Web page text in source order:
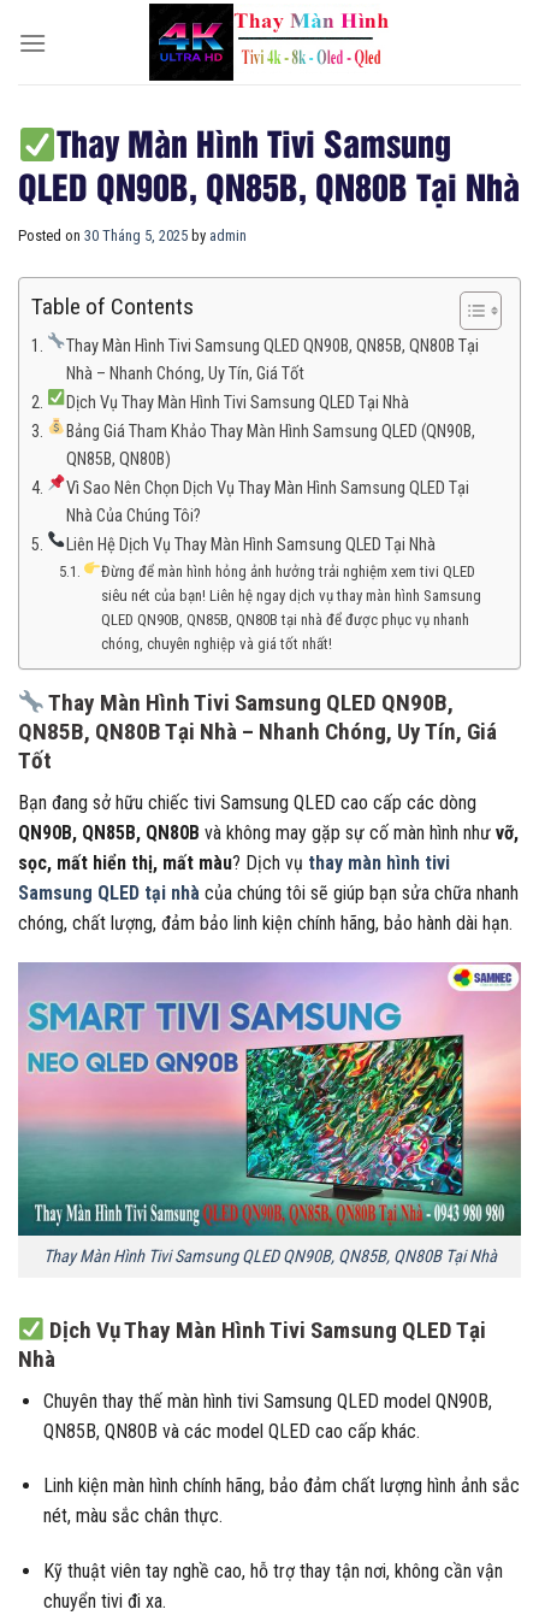
Thay Màn Hình Tivi Samsung
QLED QN90B, QN85B, QN80B Tại Nhà
Posted on 30 Tháng 5, 2025 by admin
Table of Contents
Thay Màn Hình Tivi Samsung QLED QN90B, QN85B, QN80B Tại
Nhà – Nhanh Chóng, Uy Tín, Giá Tốt
Dịch Vụ Thay Màn Hình Tivi Samsung QLED Tại Nhà
Bảng Giá Tham Khảo Thay Màn Hình Samsung QLED (QN90B,
QN85B, QN80B)
Vì Sao Nên Chọn Dịch Vụ Thay Màn Hình Samsung QLED Tại
Nhà Của Chúng Tôi?
Liên Hệ Dịch Vụ Thay Màn Hình Samsung QLED Tại Nhà
Đừng để màn hình hỏng ảnh hưởng trải nghiệm xem tivi QLED
siêu nét của bạn! Liên hệ ngay dịch vụ thay màn hình Samsung
QLED QN90B, QN85B, QN80B tại nhà để được phục vụ nhanh
chóng, chuyên nghiệp và giá tốt nhất!
Thay Màn Hình Tivi Samsung QLED QN90B,
QN85B, QN80B Tại Nhà – Nhanh Chóng, Uy Tín, Giá
Tốt
Bạn đang sở hữu chiếc tivi Samsung QLED cao cấp các dòng
QN90B, QN85B, QN80B và không may gặp sự cố màn hình như vỡ,
sọc, mất hiển thị, mất màu? Dịch vụ thay màn hình tivi
Samsung QLED tại nhà của chúng tôi sẽ giúp bạn sửa chữa nhanh
chóng, chất lượng, đảm bảo linh kiện chính hãng, bảo hành dài hạn.
Thay Màn Hình Tivi Samsung QLED QN90B, QN85B, QN80B Tại Nhà
Dịch Vụ Thay Màn Hình Tivi Samsung QLED Tại
Nhà
Chuyên thay thế màn hình tivi Samsung QLED model QN90B,
QN85B, QN80B và các model QLED cao cấp khác.
Linh kiện màn hình chính hãng, bảo đảm chất lượng hình ảnh sắc
nét, màu sắc chân thực.
Kỹ thuật viên tay nghề cao, hỗ trợ thay tận nơi, không cần vận
chuyển tivi đi xa.